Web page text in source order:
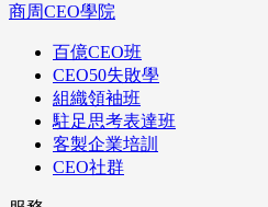
商周CEO學院
百億CEO班
CEO50失敗學
組織領袖班
駐足思考表達班
客製企業培訓
CEO社群